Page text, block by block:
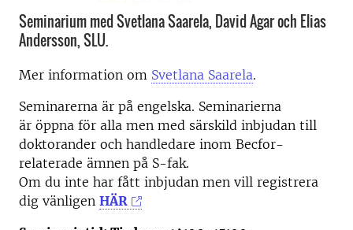
Seminarium med Svetlana Saarela, David Agar och Elias
Andersson, SLU.
Mer information om Svetlana Saarela.
Seminarerna är på engelska. Seminarierna
är öppna för alla men med särskild inbjudan till
doktorander och handledare inom Becfor-
relaterade ämnen på S-fak.
Om du inte har fått inbjudan men vill registrera
dig vänligen HÄR